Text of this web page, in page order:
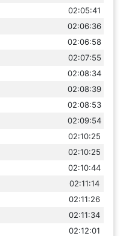
02:05:41
02:06:36
02:06:58
02:07:55
02:08:34
02:08:39
02:08:53
02:09:54
02:10:25
02:10:25
02:10:44
02:11:14
02:11:26
02:11:34
02:12:01